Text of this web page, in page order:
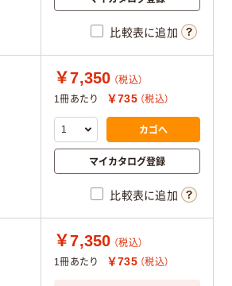
比較表に追加
￥7,350 （税込）
1冊あたり
￥735 （税込）
カゴへ
マイカタログ登録
比較表に追加
￥7,350 （税込）
1冊あたり
￥735 （税込）